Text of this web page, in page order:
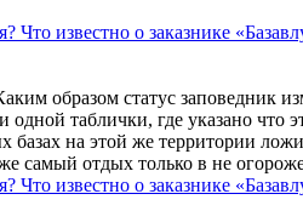
Что известно о заказнике
образом статус заповедник
таблички, где указано что
на этой же территории
самый отдых только в не
Что известно о заказнике